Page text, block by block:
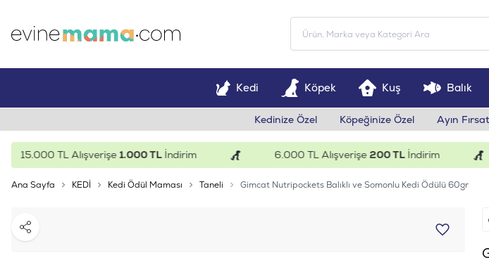
Kedi Köpek Kuş Balık
Kedinize Özel Köpeğinize Özel Ayın
15.000 TL Alışverişe1.000 TLİndirim 6.000 TL Alışverişe200 TLİndirim
Ana Sayfa KEDİ Kedi Ödül Maması Taneli Gimcat Nutripockets Balıklı ve Somonlu Kedi Ödülü 60gr
Paylaş